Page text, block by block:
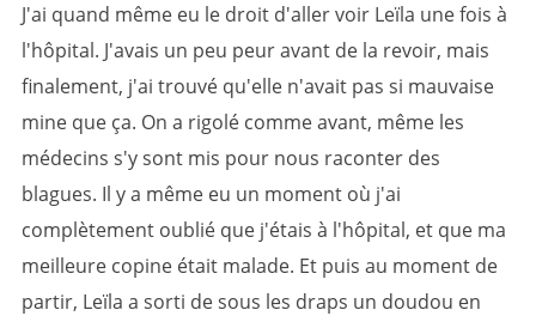
J'ai quand même eu le droit d'aller voir Leïla une fois à
l'hôpital. J'avais un peu peur avant de la revoir, mais
finalement, j'ai trouvé qu'elle n'avait pas si mauvaise
mine que ça. On a rigolé comme avant, même les
médecins s'y sont mis pour nous raconter des
blagues. Il y a même eu un moment où j'ai
complètement oublié que j'étais à l'hôpital, et que ma
meilleure copine était malade. Et puis au moment de
partir, Leïla a sorti de sous les draps un doudou en